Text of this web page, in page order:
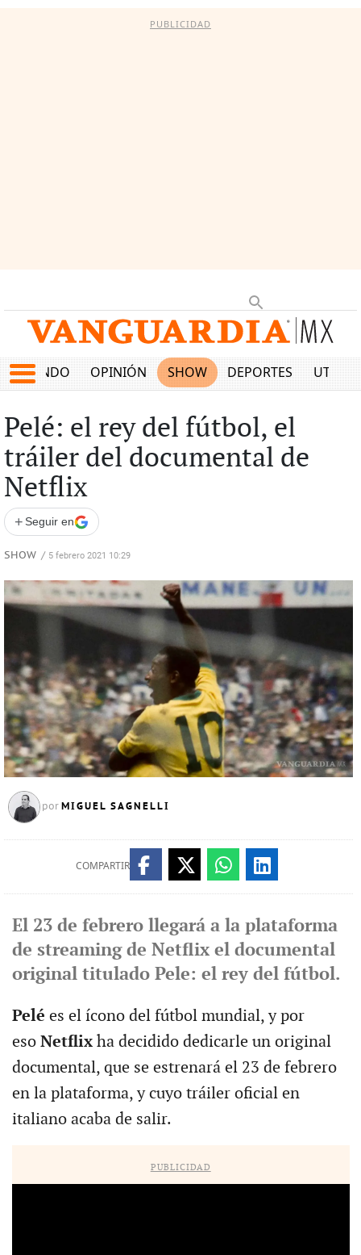
PUBLICIDAD
MUNDO OPINIÓN SHOW DEPORTES
Pelé: el rey del fútbol, el
tráiler del documental de
Netflix
+ Seguir en
SHOW / 5 febrero 2021 10:29
por MIGUEL SAGNELLI
COMPARTIR
El 23 de febrero llegará a la plataforma
de streaming de Netflix el documental
original titulado Pele: el rey del fútbol.
Pelé es el ícono del fútbol mundial, y por
eso Netflixha decidido dedicarle un original
documental, que se estrenará el 23 de febrero
en la plataforma, y ​​cuyo tráiler oficial en
italiano acaba de salir.
PUBLICIDAD